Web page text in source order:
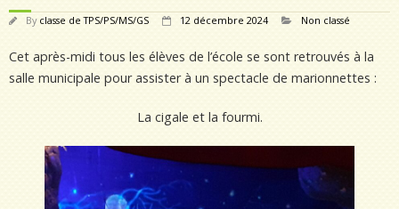
By classe de TPS/PS/MS/GS 12 décembre 2024 Non classé
Cet après-midi tous les élèves de l’école se sont retrouvés à la
salle municipale pour assister à un spectacle de marionnettes :
La cigale et la fourmi.